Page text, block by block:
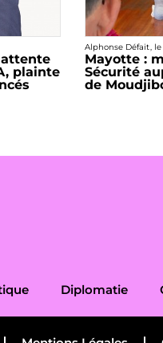
attente
plainte
Alphonse Défait, le
Mayotte :
Sécurité
de
Diplomatie